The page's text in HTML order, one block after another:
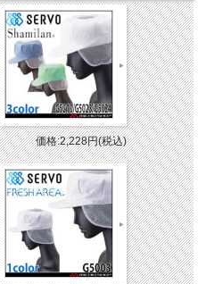
価格:2,228円(税込)